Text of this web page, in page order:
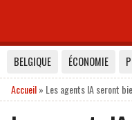
BELGIQUE ÉCONOMIE
Accueil» Les agents IA seront